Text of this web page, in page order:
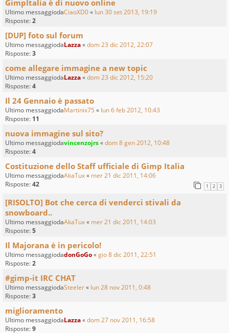
GimpItalia è di nuovo online
Ultimo messaggiodaCiaoXD0« lun 30 set 2013, 19:19
Risposte:2
[DUP] foto sul forum
Ultimo messaggiodaLazza«dom 23 dic 2012, 22:07
Risposte:3
come allegare immagine a new topic
Ultimo messaggiodaLazza«dom 23 dic 2012, 15:20
Risposte:4
Il 24 Gennaio è passato
Ultimo messaggiodaMartinix75 « lun 6 feb 2012, 10:43
Risposte: 11
nuova immagine sul sito?
Ultimo messaggiodavincenzojrs«dom 8 gen 2012, 10:48
Risposte:4
Costituzione dello Staff ufficiale di Gimp Italia
Ultimo messaggiodaAkaTux« mer 21 dic 2011, 14:06
Risposte:42 1 2 3
[RISOLTO] Bot che cerca di venderci stivali da
snowboard..
Ultimo messaggiodaAkaTux« mer 21 dic 2011, 14:03
Risposte:5
Il Majorana è in pericolo!
Ultimo messaggiodadonGoGo«gio 8 dic 2011, 22:51
Risposte:2
#gimp-it IRC CHAT
Ultimo messaggiodaSteeler« lun 28 nov 2011, 0:48
Risposte:3
miglioramento
Ultimo messaggiodaLazza«dom 27 nov 2011, 16:58
Risposte:9